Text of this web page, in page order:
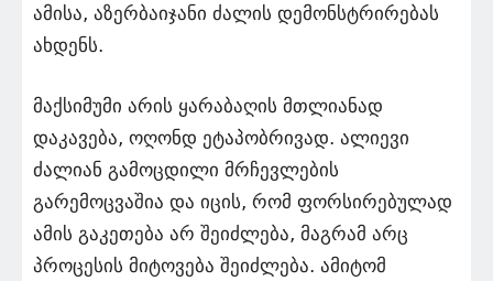
ამისა, აზერბაიჯანი ძალის დემონსტრირებას
ახდენს.
მაქსიმუმი არის ყარაბაღის მთლიანად
დაკავება, ოღონდ ეტაპობრივად. ალიევი
ძალიან გამოცდილი მრჩევლების
გარემოცვაშია და იცის, რომ ფორსირებულად
ამის გაკეთება არ შეიძლება, მაგრამ არც
პროცესის მიტოვება შეიძლება. ამიტომ